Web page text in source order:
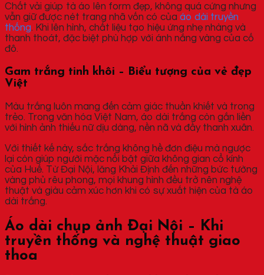
Chất vải giúp tà áo lên form đẹp, không quá cứng nhưng
vẫn giữ được nét trang nhã vốn có của áo dài truyền
thống. Khi lên hình, chất liệu tạo hiệu ứng nhẹ nhàng và
thanh thoát, đặc biệt phù hợp với ánh nắng vàng của cố
đô.
Gam trắng tinh khôi – Biểu tượng của vẻ đẹp
Việt
Màu trắng luôn mang đến cảm giác thuần khiết và trong
trẻo. Trong văn hóa Việt Nam, áo dài trắng còn gắn liền
với hình ảnh thiếu nữ dịu dàng, nền nã và đầy thanh xuân.
Với thiết kế này, sắc trắng không hề đơn điệu mà ngược
lại còn giúp người mặc nổi bật giữa không gian cổ kính
của Huế. Từ Đại Nội, lăng Khải Định đến những bức tường
vàng phủ rêu phong, mọi khung hình đều trở nên nghệ
thuật và giàu cảm xúc hơn khi có sự xuất hiện của tà áo
dài trắng.
Áo dài chụp ảnh Đại Nội – Khi
truyền thống và nghệ thuật giao
thoa